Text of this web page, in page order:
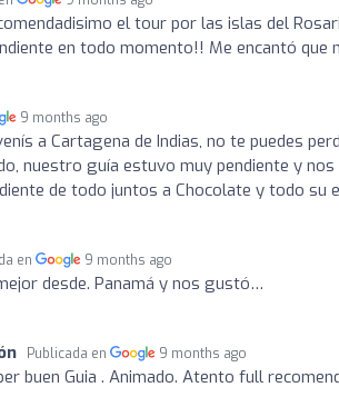
el tour por las islas del
en todo momento!! Me encantó que
9 months ago
a Cartagena de Indias, no te puedes
nuestro guía estuvo muy pendiente y
de todo juntos a Chocolate y todo su
en 9 months ago
desde. Panamá y nos gustó…
Publicada en 9 months ago
buen Guia . Animado. Atento full